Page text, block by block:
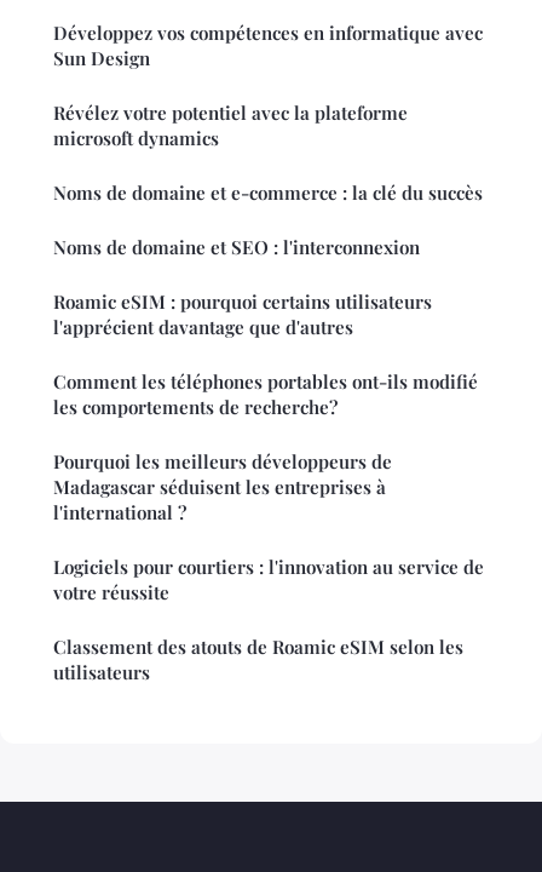
Développez vos compétences en informatique avec
Sun Design
Révélez votre potentiel avec la plateforme
microsoft dynamics
Noms de domaine et e-commerce : la clé du succès
Noms de domaine et SEO : l'interconnexion
Roamic eSIM : pourquoi certains utilisateurs
l'apprécient davantage que d'autres
Comment les téléphones portables ont-ils modifié
les comportements de recherche?
Pourquoi les meilleurs développeurs de
Madagascar séduisent les entreprises à
l'international ?
Logiciels pour courtiers : l'innovation au service de
votre réussite
Classement des atouts de Roamic eSIM selon les
utilisateurs